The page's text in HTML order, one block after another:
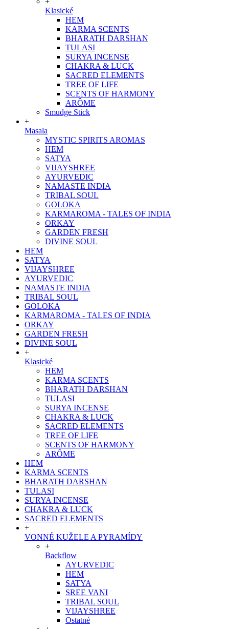
Klasické
HEM
KARMA SCENTS
BHARATH DARSHAN
TULASI
SURYA INCENSE
CHAKRA & LUCK
SACRED ELEMENTS
TREE OF LIFE
SCENTS OF HARMONY
ARÔME
Smudge Stick
+
Masala
MYSTIC SPIRITS AROMAS
HEM
SATYA
VIJAYSHREE
AYURVEDIC
NAMASTE INDIA
TRIBAL SOUL
GOLOKA
KARMAROMA - TALES OF INDIA
ORKAY
GARDEN FRESH
DIVINE SOUL
HEM
SATYA
VIJAYSHREE
AYURVEDIC
NAMASTE INDIA
TRIBAL SOUL
GOLOKA
KARMAROMA - TALES OF INDIA
ORKAY
GARDEN FRESH
DIVINE SOUL
+
Klasické
HEM
KARMA SCENTS
BHARATH DARSHAN
TULASI
SURYA INCENSE
CHAKRA & LUCK
SACRED ELEMENTS
TREE OF LIFE
SCENTS OF HARMONY
ARÔME
HEM
KARMA SCENTS
BHARATH DARSHAN
TULASI
SURYA INCENSE
CHAKRA & LUCK
SACRED ELEMENTS
+
VONNÉ KUŽELE A PYRAMÍDY
+
Backflow
AYURVEDIC
HEM
SATYA
SREE VANI
TRIBAL SOUL
VIJAYSHREE
Ostatné